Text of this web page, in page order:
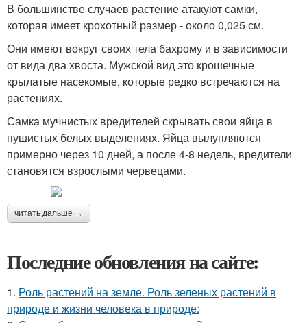
В большинстве случаев растение атакуют самки,
которая имеет крохотный размер - около 0,025 см.
Они имеют вокруг своих тела бахрому и в зависимости
от вида два хвоста. Мужской вид это крошечные
крылатые насекомые, которые редко встречаются на
растениях.
Самка мучнистых вредителей скрывать свои яйца в
пушистых белых выделениях. Яйца вылупляются
примерно через 10 дней, а после 4-8 недель, вредители
становятся взрослыми червецами.
читать дальше →
Последние обновления на сайте:
1. Роль растений на земле. Роль зеленых растений в
природе и жизни человека в природе: